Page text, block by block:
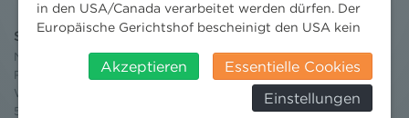
Salzburg
Niederhuber & Partner
Rechtsanwälte GmbH
Wilhelm-Spazier-Straße 2a
5020 Salzburg
in den USA/Canada verarbeitet werden dürfen. Der
Europäische Gerichtshof bescheinigt den USA kein
insbesondere das Risiko, dass ihre Daten durch US-
Behörden, zu Kontroll- und zu
Überwachungszwecken, verarbeitet werden und
Akzeptieren
Essentielle Cookies
Einstellungen